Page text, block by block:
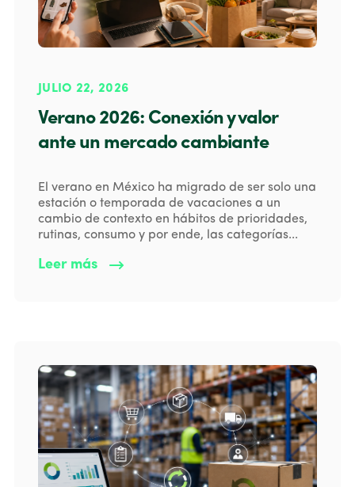
JULIO 22, 2026
Verano 2026: Conexión y valor
ante un mercado cambiante
El verano en México ha migrado de ser solo una
estación o temporada de vacaciones a un
cambio de contexto en hábitos de prioridades,
rutinas, consumo y por ende, las categorías...
Leer más